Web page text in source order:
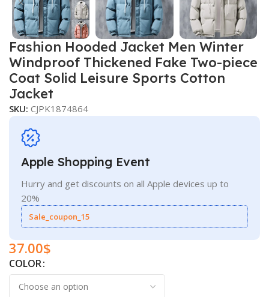
Fashion Hooded Jacket Men Winter
Windproof Thickened Fake Two-piece
Coat Solid Leisure Sports Cotton
Jacket
SKU:CJPK1874864
Apple Shopping Event
Hurry and get discounts on all Apple devices up to
20%
Sale_coupon_15
37.00$
COLOR